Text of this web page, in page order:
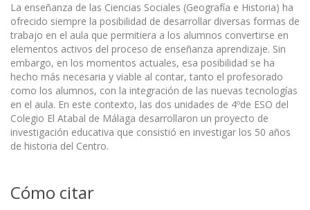
La enseñanza de las Ciencias Sociales (Geografía e Historia) ha
ofrecido siempre la posibilidad de desarrollar diversas formas de
trabajo en el aula que permitiera a los alumnos convertirse en
elementos activos del proceso de enseñanza aprendizaje. Sin
embargo, en los momentos actuales, esa posibilidad se ha
hecho más necesaria y viable al contar, tanto el profesorado
como los alumnos, con la integración de las nuevas tecnologías
en el aula. En este contexto, las dos unidades de 4ºde ESO del
Colegio El Atabal de Málaga desarrollaron un proyecto de
investigación educativa que consistió en investigar los 50 años
de historia del Centro.
Cómo citar